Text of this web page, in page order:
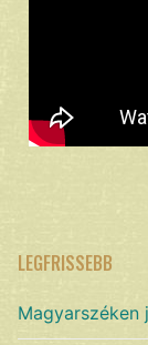
LEGFRISSEBB
Magyarszéken